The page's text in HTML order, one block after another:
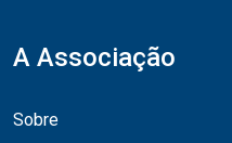
A Associação
Sobre